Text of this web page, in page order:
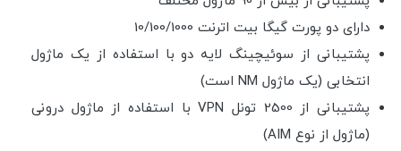
دارای دو پورت گیگا بیت اترنت 10/100/1000
پشتیبانی از سوئیچینگ لایه دو با استفاده از یک ماژول
انتخابی (یک ماژول NM است)
پشتیبانی از 2500 تونل VPN با استفاده از ماژول درونی
(ماژول از نوع AIM)